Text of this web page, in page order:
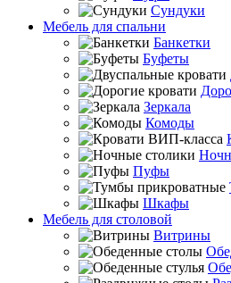
Сундуки
Мебель для спальни
Банкетки
Буфеты
Зеркала
Комоды
Пуфы
Шкафы
Мебель для столовой
Витрины